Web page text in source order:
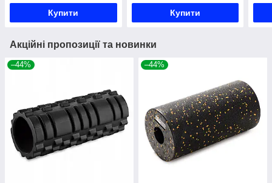
Купити Купити
Акційні пропозиції та новинки
–44% –44%